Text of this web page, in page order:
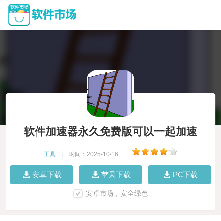
软件加速器永久免费版可以一起加速
工具 时间：2025-10-16
安卓下载 苹果下载 PC下载
安卓市场，安全绿色